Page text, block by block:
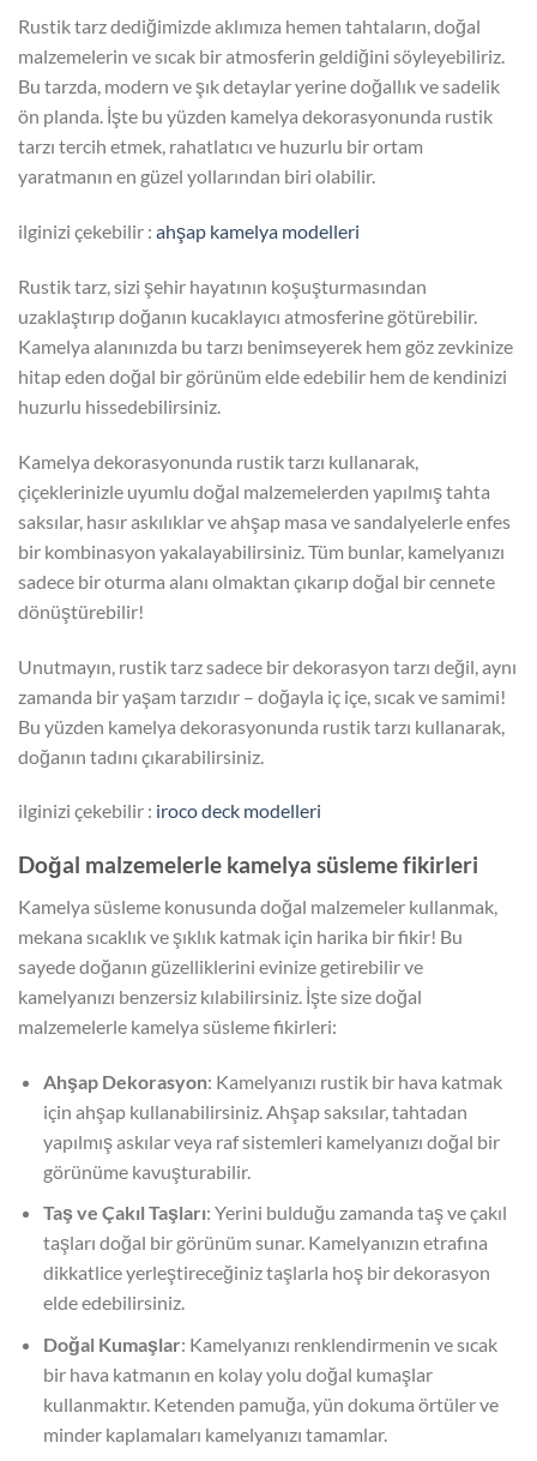
Rustik tarz dediğimizde aklımıza hemen tahtaların, doğal
malzemelerin ve sıcak bir atmosferin geldiğini söyleyebiliriz.
Bu tarzda, modern ve şık detaylar yerine doğallık ve sadelik
ön planda. İşte bu yüzden kamelya dekorasyonunda rustik
tarzı tercih etmek, rahatlatıcı ve huzurlu bir ortam
yaratmanın en güzel yollarından biri olabilir.
ilginizi çekebilir : ahşap kamelya modelleri
Rustik tarz, sizi şehir hayatının koşuşturmasından
uzaklaştırıp doğanın kucaklayıcı atmosferine götürebilir.
Kamelya alanınızda bu tarzı benimseyerek hem göz zevkinize
hitap eden doğal bir görünüm elde edebilir hem de kendinizi
huzurlu hissedebilirsiniz.
Kamelya dekorasyonunda rustik tarzı kullanarak,
çiçeklerinizle uyumlu doğal malzemelerden yapılmış tahta
saksılar, hasır askılıklar ve ahşap masa ve sandalyelerle enfes
bir kombinasyon yakalayabilirsiniz. Tüm bunlar, kamelyanızı
sadece bir oturma alanı olmaktan çıkarıp doğal bir cennete
dönüştürebilir!
Unutmayın, rustik tarz sadece bir dekorasyon tarzı değil, aynı
zamanda bir yaşam tarzıdır – doğayla iç içe, sıcak ve samimi!
Bu yüzden kamelya dekorasyonunda rustik tarzı kullanarak,
doğanın tadını çıkarabilirsiniz.
ilginizi çekebilir : iroco deck modelleri
Doğal malzemelerle kamelya süsleme fikirleri
Kamelya süsleme konusunda doğal malzemeler kullanmak,
mekana sıcaklık ve şıklık katmak için harika bir fikir! Bu
sayede doğanın güzelliklerini evinize getirebilir ve
kamelyanızı benzersiz kılabilirsiniz. İşte size doğal
malzemelerle kamelya süsleme fikirleri:
Ahşap Dekorasyon: Kamelyanızı rustik bir hava katmak
için ahşap kullanabilirsiniz. Ahşap saksılar, tahtadan
yapılmış askılar veya raf sistemleri kamelyanızı doğal bir
görünüme kavuşturabilir.
Taş ve Çakıl Taşları: Yerini bulduğu zamanda taş ve çakıl
taşları doğal bir görünüm sunar. Kamelyanızın etrafına
dikkatlice yerleştireceğiniz taşlarla hoş bir dekorasyon
elde edebilirsiniz.
Doğal Kumaşlar: Kamelyanızı renklendirmenin ve sıcak
bir hava katmanın en kolay yolu doğal kumaşlar
kullanmaktır. Ketenden pamuğa, yün dokuma örtüler ve
minder kaplamaları kamelyanızı tamamlar.